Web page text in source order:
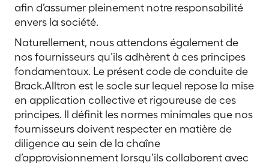
afin d’assumer pleinement notre responsabilité
envers la société.
Naturellement, nous attendons également de
nos fournisseurs qu’ils adhèrent à ces principes
fondamentaux. Le présent code de conduite de
Brack.Alltron est le socle sur lequel repose la mise
en application collective et rigoureuse de ces
principes. Il définit les normes minimales que nos
fournisseurs doivent respecter en matière de
diligence au sein de la chaîne
d’approvisionnement lorsqu’ils collaborent avec